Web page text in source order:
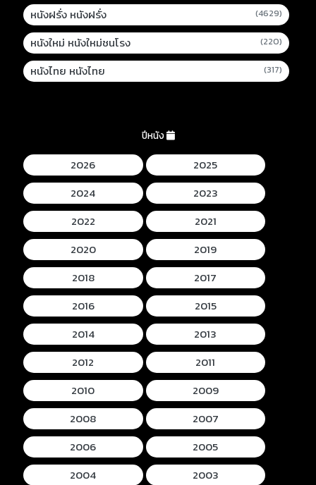
หนังฝรั่ง หนังฝรั่ง (4629)
หนังใหม่ หนังใหม่ชนโรง (220)
หนังไทย หนังไทย (317)
ปีหนัง
2026
2025
2024
2023
2022
2021
2020
2019
2018
2017
2016
2015
2014
2013
2012
2011
2010
2009
2008
2007
2006
2005
2004
2003